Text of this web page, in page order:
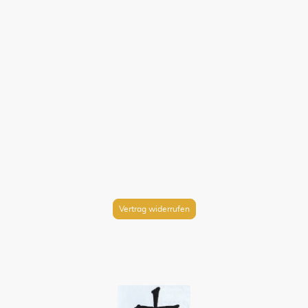
Vertrag widerrufen